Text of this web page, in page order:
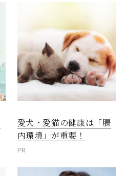
愛犬・愛猫の健康は「腸
内環境」が重要！
PR